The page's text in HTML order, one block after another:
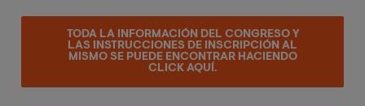
TODA LA INFORMACIÓN DEL CONGRESO Y
LAS INSTRUCCIONES DE INSCRIPCIÓN AL
MISMO SE PUEDE ENCONTRAR HACIENDO
CLICK AQUÍ.